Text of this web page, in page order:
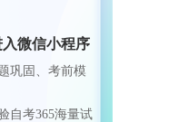
微信小程序
巩固、考前模
自考365海量试